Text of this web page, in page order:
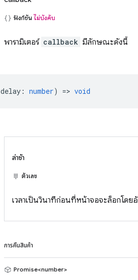
ฟังก์ชัน ไม่บังคับ
พารามิเตอร์ callback มีลักษณะดังนี้
delay : number) => void
ล่าช้า
ตัวเลข
เวลาเป็นวินาทีก่อนที่หน้าจอจะล็อกโดย
การคืนสินค้า
Promise<number>